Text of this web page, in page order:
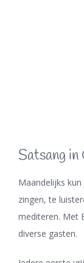
Satsang
Maandelijks
zingen, te
mediteren. Met
diverse gasten.